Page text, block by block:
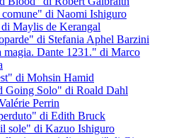
comune" di Naomi Ishiguro
Maylis de Kerangal
di Stefania Aphel Barzini
Dante 1231." di Marco
di Mohsin Hamid
Going Solo" di Roald Dahl
Perrin
di Edith Bruck
sole" di Kazuo Ishiguro